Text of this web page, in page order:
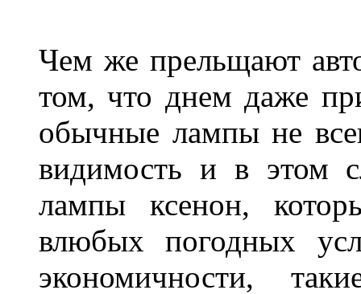
Чем же прельщают
том, что днем даже
обычные лампы не
видимость и в этом
лампы ксенон,
влюбых погодных
экономичности,